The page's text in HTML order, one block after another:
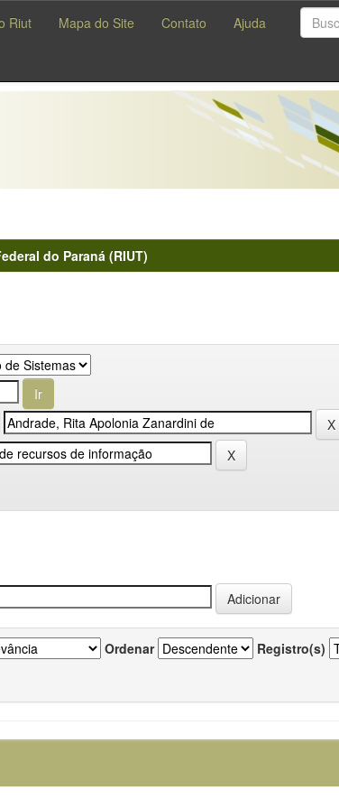
Riut Mapa do Site Contato Ajuda
do Paraná (RIUT)
Ordenar Registro(s)